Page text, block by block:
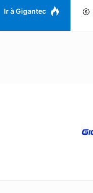
Ir à Gigantec